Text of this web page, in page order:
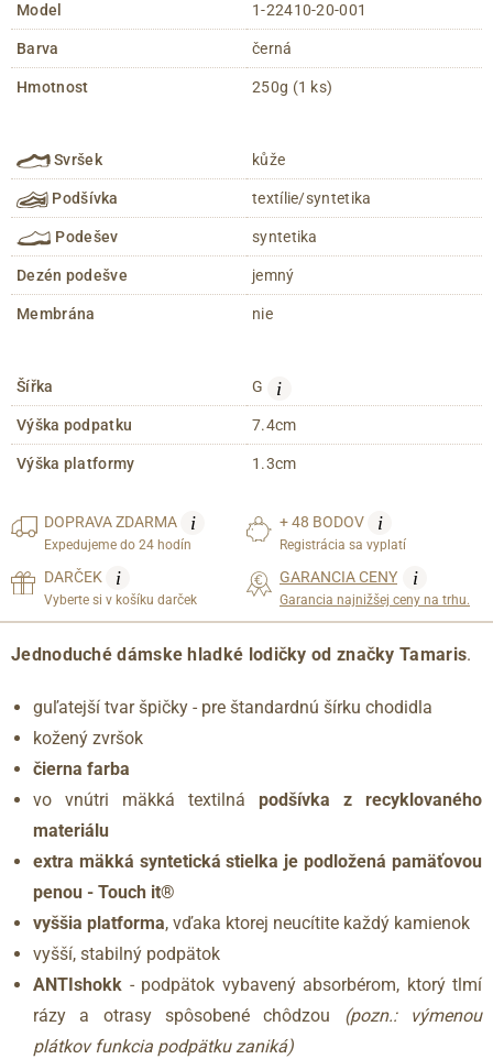
Model 1-22410-20-001
Barva černá
Hmotnost 250g (1 ks)
Svršek kůže
Podšívka textílie/syntetika
Podešev syntetika
Dezén podešve jemný
Membrána nie
Šířka G i
Výška podpatku 7.4cm
Výška platformy 1.3cm
DOPRAVAZDARMA i
Expedujeme do 24 hodín
+ 48 BODOV i
Registrácia sa vyplatí
DARČEK i
Vyberte si v košíku darček
GARANCIA CENY i
Garancia najnižšej ceny na trhu.
Jednoduché dámske hladké lodičky od značky Tamaris.
guľatejší tvar špičky - pre štandardnú šírku chodidla
kožený zvršok
čierna farba
vo vnútri mäkká textilná podšívka z recyklovaného
materiálu
extra mäkká syntetická stielka je podložená pamäťovou
penou - Touch it®
vyššia platforma, vďaka ktorej neucítite každý kamienok
vyšší, stabilný podpätok
ANTIshokk - podpätok vybavený absorbérom, ktorý tlmí
rázy a otrasy spôsobené chôdzou (pozn.: výmenou
plátkov funkcia podpätku zaniká)